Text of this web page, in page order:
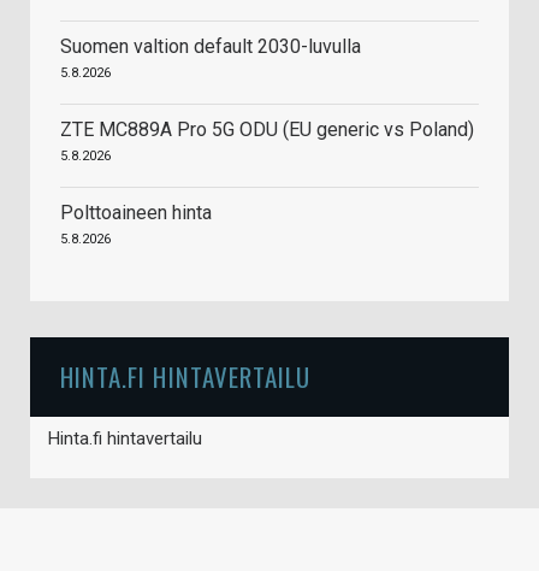
Suomen valtion default 2030-luvulla
5.8.2026
ZTE MC889A Pro 5G ODU (EU generic vs Poland)
5.8.2026
Polttoaineen hinta
5.8.2026
HINTA.FI HINTAVERTAILU
Hinta.fi hintavertailu